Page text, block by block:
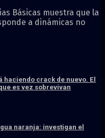
Básicas muestra que la
a dinámicas no
haciendo crack de nuevo. El
es vez sobrevivan
naranja: investigan el